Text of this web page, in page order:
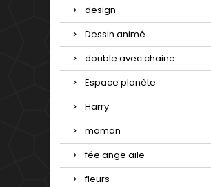
design
Dessin animé
double avec chaine
Espace planète
Harry
maman
fée ange aile
fleurs